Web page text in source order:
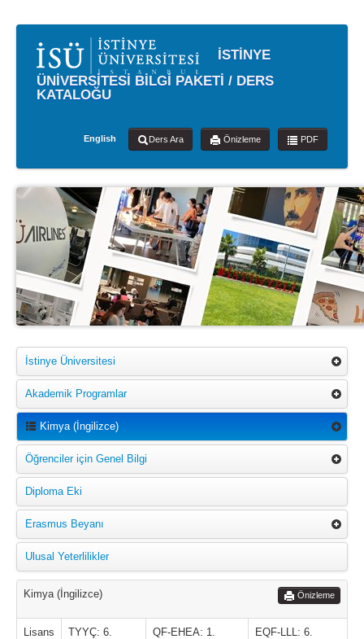
İSTİNYE
ÜNİVERSİTESİ BİLGİ PAKETİ / DERS
KATALOĞU
English Ders Ara Önizleme PDF
İstinye Üniversitesi
Akademik Programlar
Kimya (İngilizce)
Öğrenciler için Genel Bilgi
Diploma Eki
Erasmus Beyanı
Ulusal Yeterlilikler
Kimya (İngilizce) Önizleme
Lisans
TYYÇ: 6.
QF-EHEA: 1.
EQF-LLL: 6.